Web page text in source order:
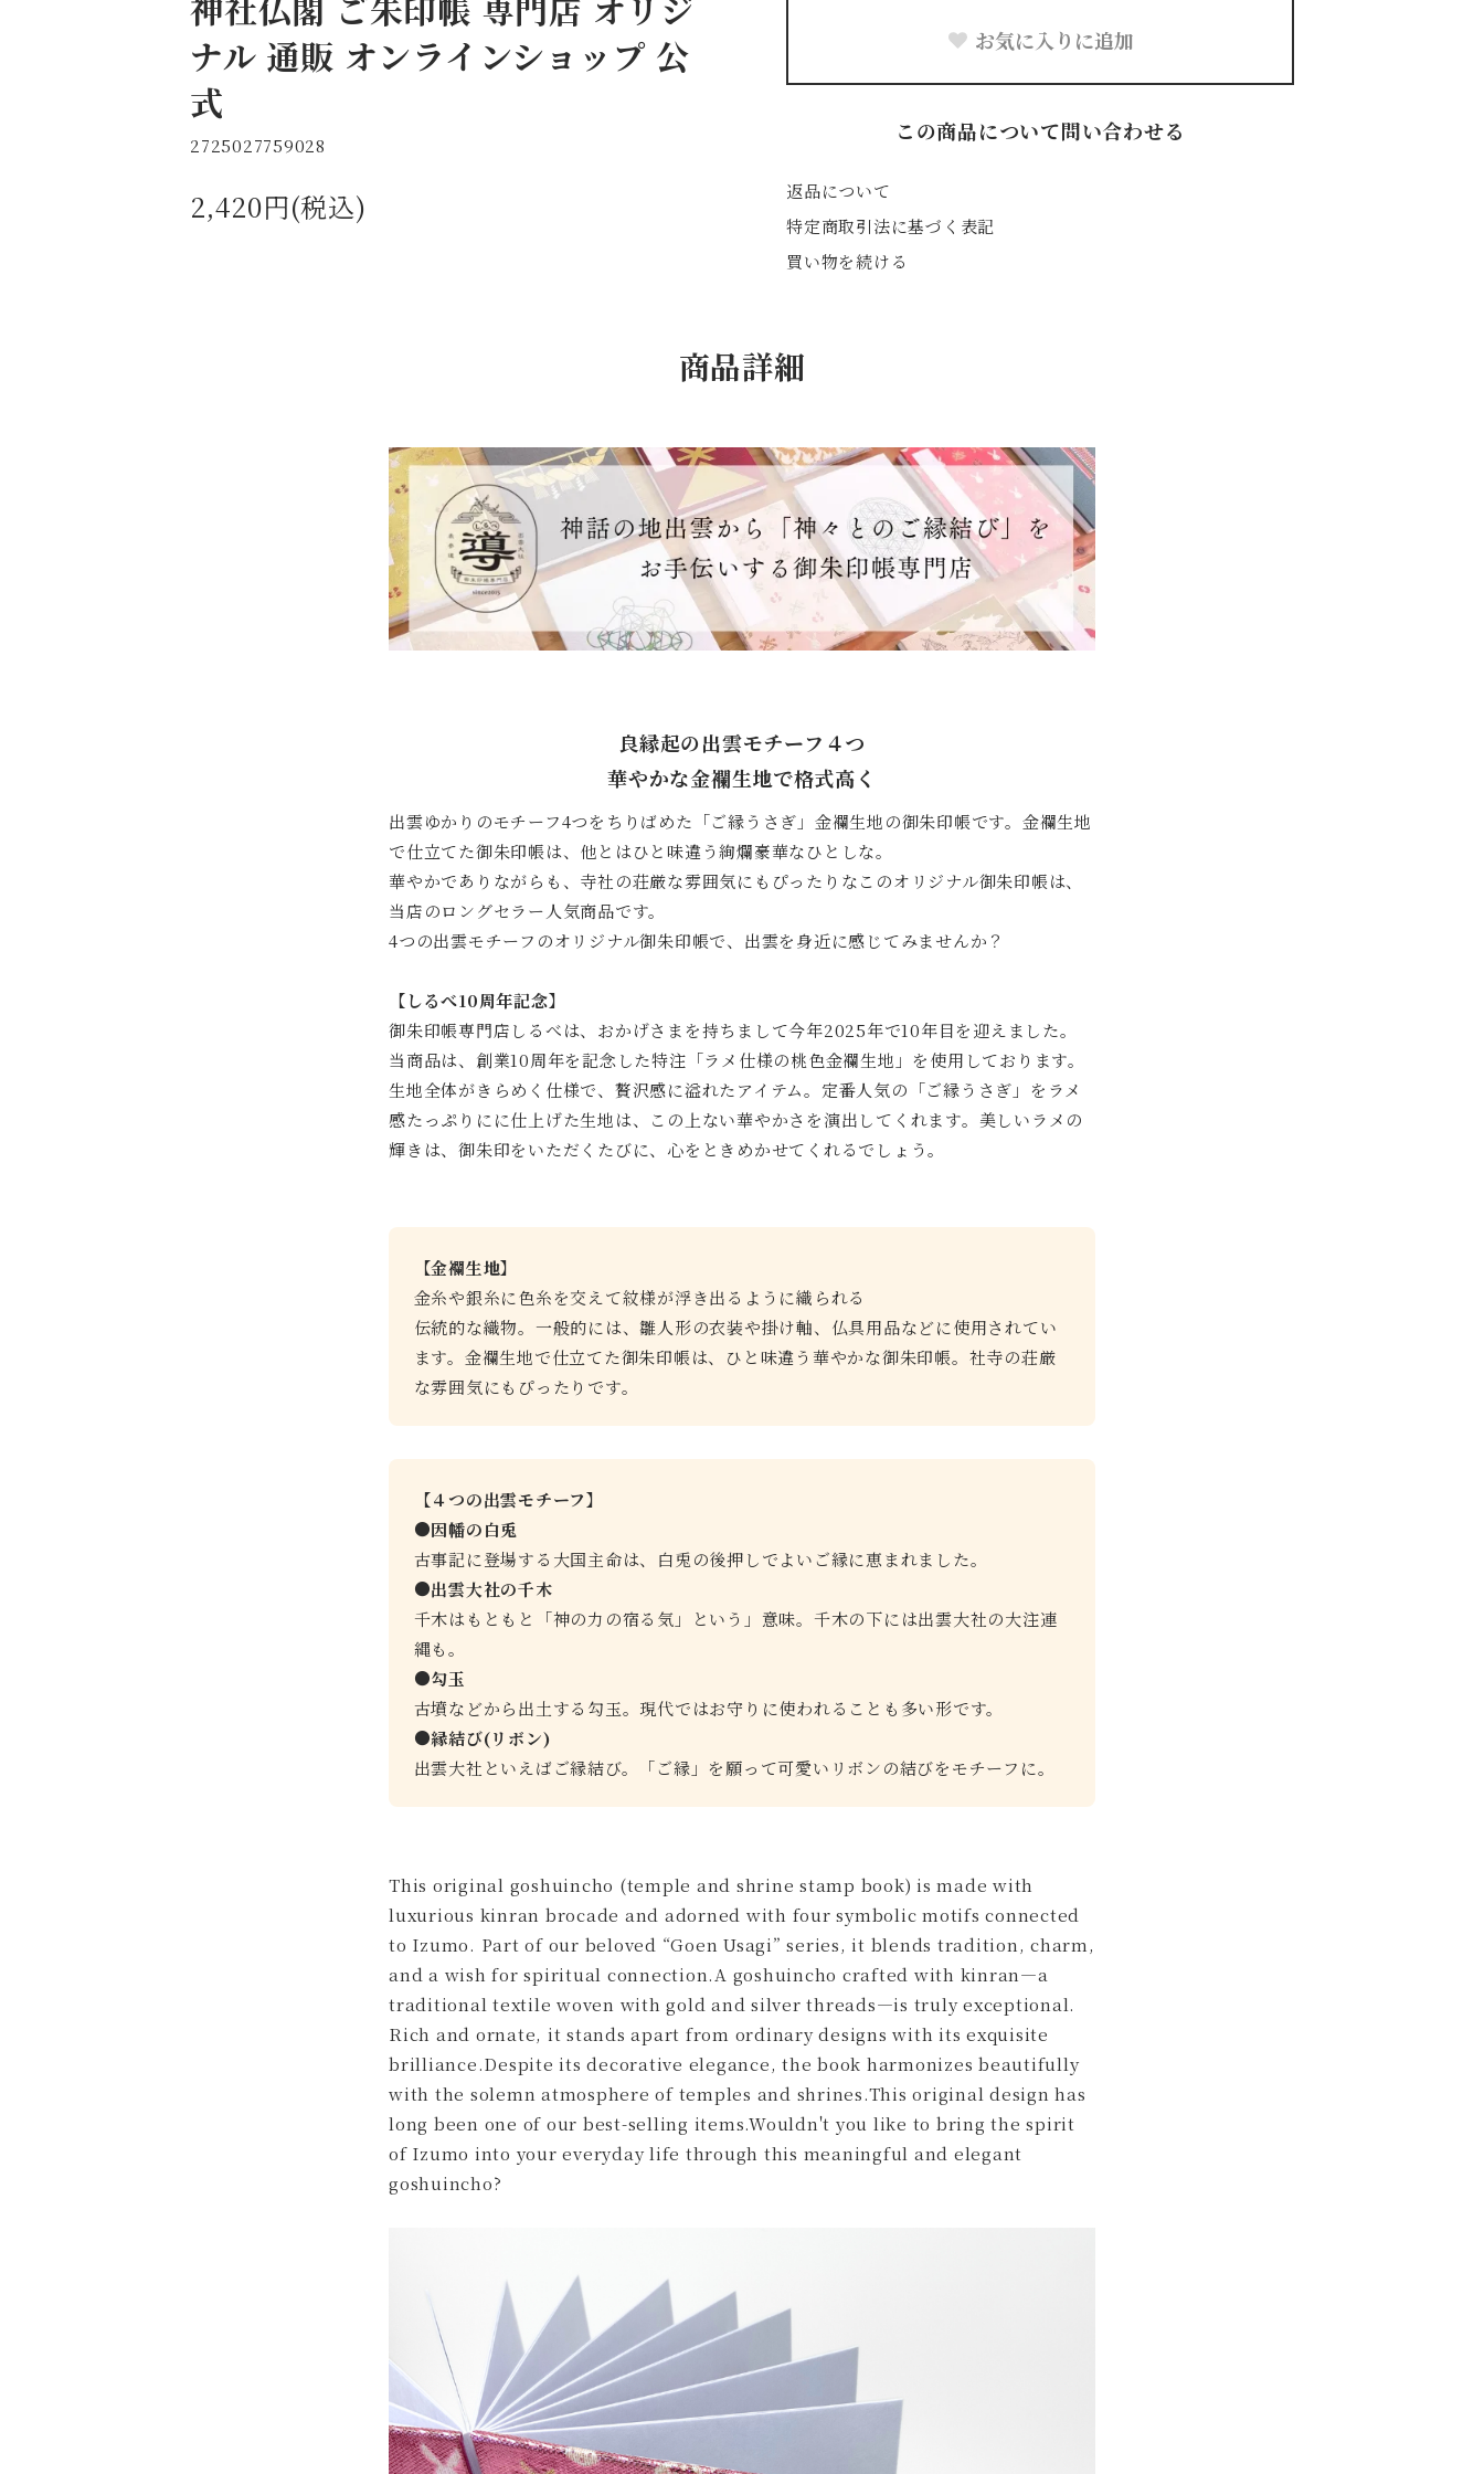
ナル 通販 オンラインショップ 公
式
2725027759028
2,420円(税込)
お気に入りに追加
この商品について問い合わせる
返品について
特定商取引法に基づく表記
買い物を続ける
商品詳細
良縁起の出雲モチーフ４つ
華やかな金襴生地で格式高く
出雲ゆかりのモチーフ4つをちりばめた「ご縁うさぎ」金襴生地の御朱印帳です。金襴生地
で仕立てた御朱印帳は、他とはひと味違う絢爛豪華なひとしな。
華やかでありながらも、寺社の荘厳な雰囲気にもぴったりなこのオリジナル御朱印帳は、
当店のロングセラー人気商品です。
4つの出雲モチーフのオリジナル御朱印帳で、出雲を身近に感じてみませんか？
【しるべ10周年記念】
御朱印帳専門店しるべは、おかげさまを持ちまして今年2025年で10年目を迎えました。
当商品は、創業10周年を記念した特注「ラメ仕様の桃色金襴生地」を使用しております。
生地全体がきらめく仕様で、贅沢感に溢れたアイテム。定番人気の「ご縁うさぎ」をラメ
感たっぷりにに仕上げた生地は、この上ない華やかさを演出してくれます。美しいラメの
輝きは、御朱印をいただくたびに、心をときめかせてくれるでしょう。
【金襴生地】
金糸や銀糸に色糸を交えて紋様が浮き出るように織られる
伝統的な織物。一般的には、雛人形の衣装や掛け軸、仏具用品などに使用されてい
ます。金襴生地で仕立てた御朱印帳は、ひと味違う華やかな御朱印帳。社寺の荘厳
な雰囲気にもぴったりです。
【４つの出雲モチーフ】
●因幡の白兎
古事記に登場する大国主命は、白兎の後押しでよいご縁に恵まれました。
●出雲大社の千木
千木はもともと「神の力の宿る気」という」意味。千木の下には出雲大社の大注連
縄も。
●勾玉
古墳などから出土する勾玉。現代ではお守りに使われることも多い形です。
●縁結び(リボン)
出雲大社といえばご縁結び。「ご縁」を願って可愛いリボンの結びをモチーフに。
This original goshuincho (temple and shrine stamp book) is made with
luxurious kinran brocade and adorned with four symbolic motifs connected
to Izumo. Part of our beloved “Goen Usagi” series, it blends tradition, charm,
and a wish for spiritual connection.A goshuincho crafted with kinran—a
traditional textile woven with gold and silver threads—is truly exceptional.
Rich and ornate, it stands apart from ordinary designs with its exquisite
brilliance.Despite its decorative elegance, the book harmonizes beautifully
with the solemn atmosphere of temples and shrines.This original design has
long been one of our best-selling items.Wouldn't you like to bring the spirit
of Izumo into your everyday life through this meaningful and elegant
goshuincho?